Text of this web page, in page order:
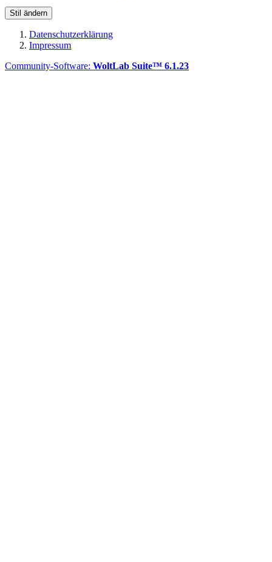
Stil ändern
Datenschutzerklärung
Impressum
Community-Software: WoltLab Suite™ 6.1.23